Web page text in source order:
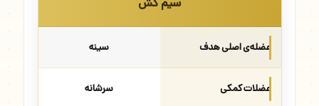
عضله‌ی اصلی هدف سینه
عضلات کمکی سرشانه